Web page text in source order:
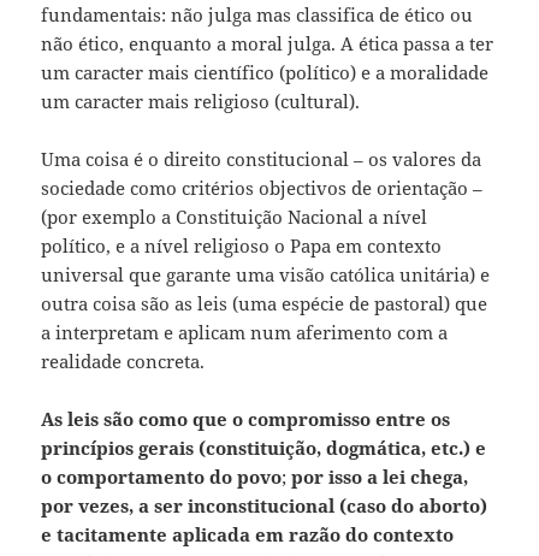
fundamentais: não julga mas classifica de ético ou
não ético, enquanto a moral julga. A ética passa a ter
um caracter mais científico (político) e a moralidade
um caracter mais religioso (cultural).
Uma coisa é o direito constitucional – os valores da
sociedade como critérios objectivos de orientação –
(por exemplo a Constituição Nacional a nível
político, e a nível religioso o Papa em contexto
universal que garante uma visão católica unitária) e
outra coisa são as leis (uma espécie de pastoral) que
a interpretam e aplicam num aferimento com a
realidade concreta.
As leis são como que o compromisso entre os
princípios gerais (constituição, dogmática, etc.) e
o comportamento do povo; por isso a lei chega,
por vezes, a ser inconstitucional (caso do aborto)
e tacitamente aplicada em razão do contexto